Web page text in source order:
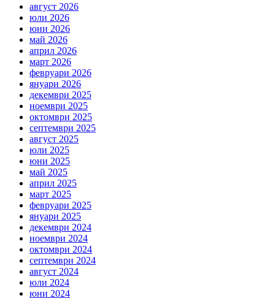
август 2026
юли 2026
юни 2026
май 2026
април 2026
март 2026
февруари 2026
януари 2026
декември 2025
ноември 2025
октомври 2025
септември 2025
август 2025
юли 2025
юни 2025
май 2025
април 2025
март 2025
февруари 2025
януари 2025
декември 2024
ноември 2024
октомври 2024
септември 2024
август 2024
юли 2024
юни 2024